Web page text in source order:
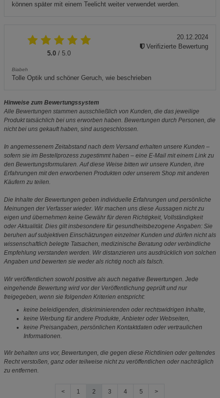
können später mit einem Teelicht weiter verwendet werden.
5.0 / 5.0
Biabeh
Tolle Optik und schöner Geruch, wie beschrieben
20.12.2024
Verifizierte Bewertung
Hinweise zum Bewertungssystem
Alle Bewertungen stammen ausschließlich von Kunden, die das jeweilige
Produkt tatsächlich bei uns erworben haben. Bewertungen durch Personen, die
nicht bei uns gekauft haben, sind ausgeschlossen.
In angemessenem Zeitabstand nach dem Versand erhalten unsere Kunden –
sofern sie im Bestellprozess zugestimmt haben – eine E-Mail mit einem Link zu
den Bewertungsformularen. Auf diese Weise bitten wir unsere Kunden, ihre
Erfahrungen mit den erworbenen Produkten oder unserem Shop mit anderen
Käufern zu teilen.
Die Inhalte der Bewertungen geben individuelle Erfahrungen und persönliche
Meinungen der Verfasser wieder. Wir machen uns diese Aussagen nicht zu
eigen und übernehmen keine Gewähr für deren Richtigkeit, Vollständigkeit
oder Aktualität. Dies gilt insbesondere für gesundheitsbezogene Angaben: Sie
beruhen auf subjektiven Einschätzungen einzelner Kunden und dürfen nicht als
wissenschaftlich belegte Tatsachen, medizinische Beratung oder verbindliche
Empfehlung verstanden werden. Wir distanzieren uns ausdrücklich von solchen
Angaben und bewerten sie weder als richtig noch als falsch.
Wir veröffentlichen sowohl positive als auch negative Bewertungen. Jede
eingehende Bewertung wird vor der Veröffentlichung geprüft und nur
freigegeben, wenn sie folgenden Kriterien entspricht:
keine beleidigenden, diskriminierenden oder rechtswidrigen Inhalte,
keine Werbung für andere Produkte, Anbieter oder Webseiten,
keine Preisangaben, persönlichen Kontaktdaten oder vertraulichen
Informationen.
Wir behalten uns vor, Bewertungen, die gegen diese Richtlinien oder geltendes
Recht verstoßen, ganz oder teilweise nicht zu veröffentlichen oder nachträglich
zu entfernen.
< 1 2 3 4 5 >